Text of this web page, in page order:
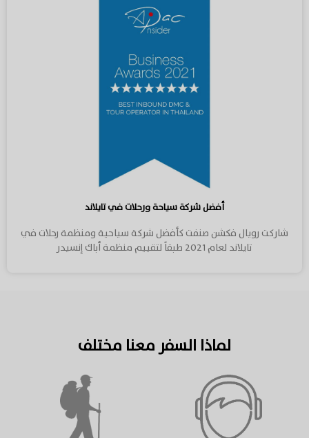
أفضل شركة سياحة ورحلات في تايلاند
شاركت رويال فكشن صنفت كأفضل شركة سياحية ومنظمة رحلات في
تايلاند لعام 2021 طبقاً لتقييم منظمة أباك إنسيدر
لماذا السفر معنا مختلف